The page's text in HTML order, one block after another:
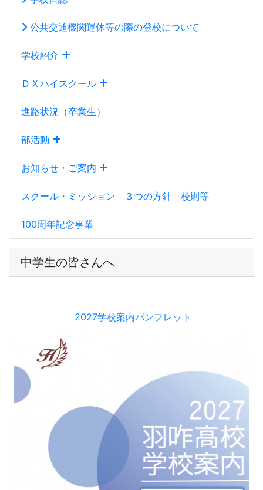
スクール・ミッション ３つの方針 校則等
100周年記念事業
中学生の皆さんへ